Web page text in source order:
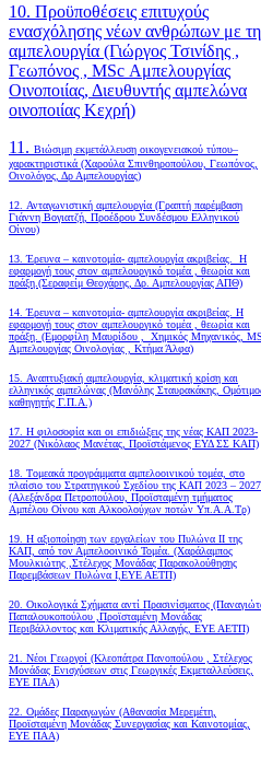
10. Προϋποθέσεις επιτυχούς
ενασχόλησης νέων ανθρώπων με
αμπελουργία (Γιώργος Τσινίδης ,
Γεωπόνος , MSc Αμπελουργίας
Οινοποιίας, Διευθυντής αμπελώνα
οινοποιίας Κεχρή)
11. Βιώσιμη εκμετάλλευση οικογενειακού τύπου–
χαρακτηριστικά (Χαρούλα Σπινθηροπούλου, Γεωπόνος,
Οινολόγος, Δρ Αμπελουργίας)
12. Ανταγωνιστική αμπελουργία (Γραπτή παρέμβαση
Γιάννη Βογιατζή, Προέδρου Συνδέσμου Ελληνικού
Οίνου)
13. Έρευνα – καινοτομία- αμπελουργία ακριβείας. Η
εφαρμογή τους στον αμπελουργικό τομέα , θεωρία και
πράξη.(Σεραφείμ Θεοχάρης, Δρ. Αμπελουργίας ΑΠΘ)
14. Έρευνα – καινοτομία- αμπελουργία ακριβείας. Η
εφαρμογή τους στον αμπελουργικό τομέα , θεωρία και
πράξη. (Εμορφίλη Μαυρίδου , Χημικός Μηχανικός,
Αμπελουργίας Οινολογίας , Κτήμα Άλφα)
15. Αναπτυξιακή αμπελουργία, κλιματική κρίση και
ελληνικός αμπελώνας (Μανόλης Σταυρακάκης,
καθηγητής Γ.Π.Α.)
17. Η φιλοσοφία και οι επιδιώξεις της νέας ΚΑΠ 2023-
2027 (Νικόλαος Μανέτας, Προϊστάμενος ΕΥΔ ΣΣ ΚΑΠ)
18. Tομεακά προγράμματα αμπελοοινικού τομέα, στο
πλαίσιο του Στρατηγικού Σχεδίου της ΚΑΠ 2023 – 2027
(Αλεξάνδρα Πετροπούλου, Προϊσταμένη τμήματος
Αμπέλου Οίνου και Αλκοολούχων ποτών Υπ.Α.Α.Τρ)
19. Η αξιοποίηση των εργαλείων του Πυλώνα ΙΙ της
ΚΑΠ, από τον Αμπελοοινικό Τομέα. (Χαράλαμπος
Μουλκιώτης ,Στέλεχος Μονάδας Παρακολούθησης
Παρεμβάσεων Πυλώνα Ι,ΕΥΕ ΑΕΤΠ)
20. Οικολογικά Σχήματα αντί Πρασινίσματος
Παπαλουκοπούλου ,Προϊσταμένη Μονάδας
Περιβάλλοντος και Κλιματικής Αλλαγής, ΕΥΕ ΑΕΤΠ)
21. Νέοι Γεωργοί (Κλεοπάτρα Πανοπούλου , Στέλεχος
Μονάδας Ενισχύσεων στις Γεωργικές Εκμεταλλεύσεις,
ΕΥΕ ΠΑΑ)
22. Ομάδες Παραγωγών (Αθανασία Μερεμέτη,
Προϊσταμένη Μονάδας Συνεργασίας και Καινοτομίας,
ΕΥΕ ΠΑΑ)